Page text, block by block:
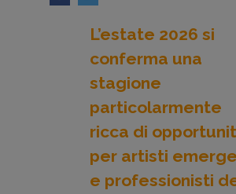
L’estate 2026 si
conferma una
stagione
particolarmente
ricca di
per artisti
e professionisti